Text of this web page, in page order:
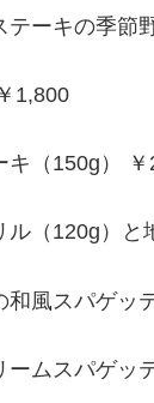
テーキの季節
1,800
キ（150g）
ル（120g）と
和風スパゲッ
ームスパゲッ